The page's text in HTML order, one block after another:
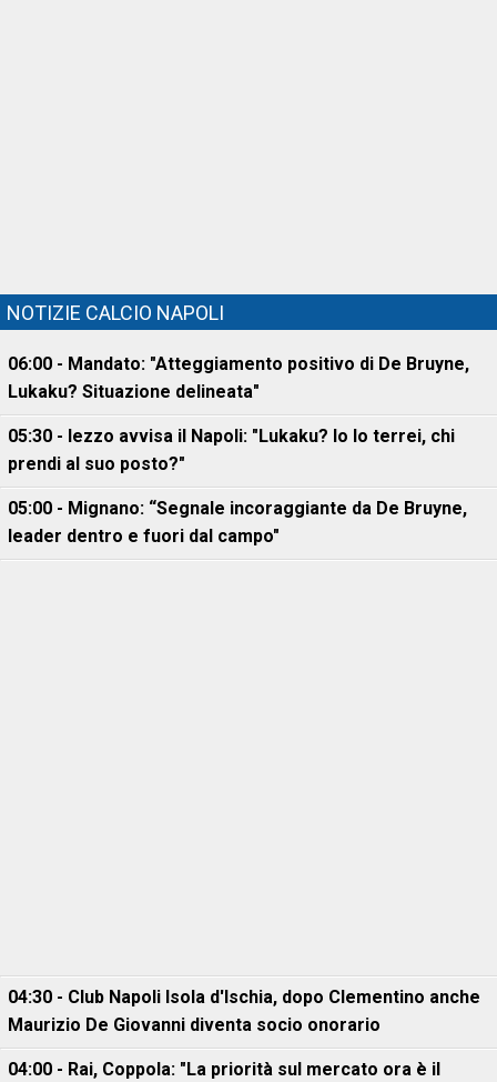
NOTIZIE CALCIO NAPOLI
06:00 - Mandato: "Atteggiamento positivo di De Bruyne,
Lukaku? Situazione delineata"
05:30 - Iezzo avvisa il Napoli: "Lukaku? Io lo terrei, chi
prendi al suo posto?"
05:00 - Mignano: “Segnale incoraggiante da De Bruyne,
leader dentro e fuori dal campo"
04:30 - Club Napoli Isola d'Ischia, dopo Clementino anche
Maurizio De Giovanni diventa socio onorario
04:00 - Rai, Coppola: "La priorità sul mercato ora è il